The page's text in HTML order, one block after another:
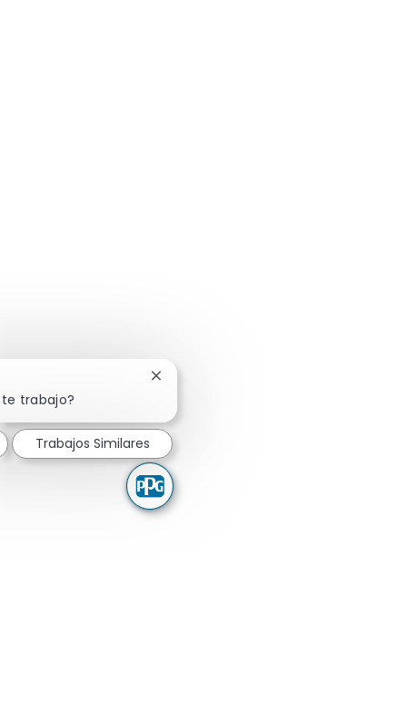
trabajo?
Cerrar notificación de chatbot
Trabajos Similares